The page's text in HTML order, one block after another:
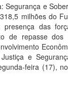
Segurança e
milhões do
presença das
de repasse dos
e
feira (17),